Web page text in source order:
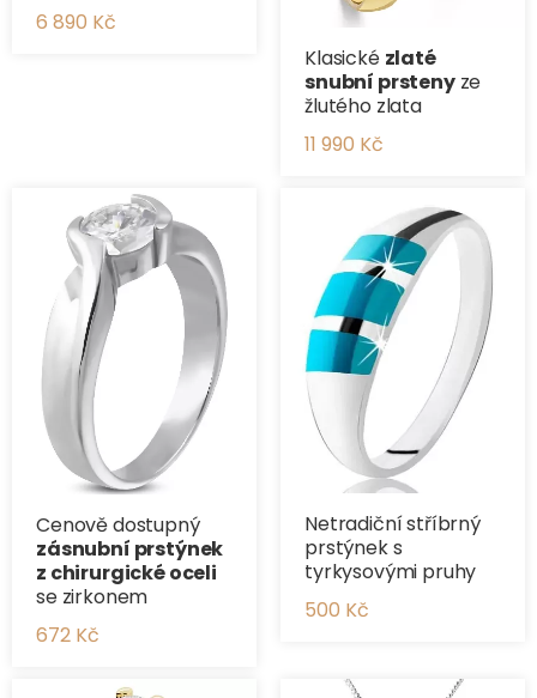
6 890 Kč
Klasické zlaté
snubní prstenyze
žlutého zlata
11 990 Kč
Cenově dostupný
zásnubní prstýnek
z chirurgické oceli
se zirkonem
672 Kč
Netradiční stříbrný
prstýnek s
tyrkysovými pruhy
500 Kč